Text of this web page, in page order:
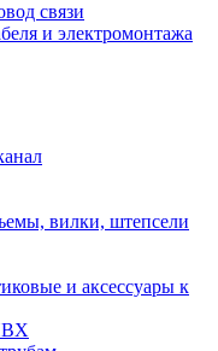
связи
и электромонтажа
вилки, штепсели
и аксессуары к